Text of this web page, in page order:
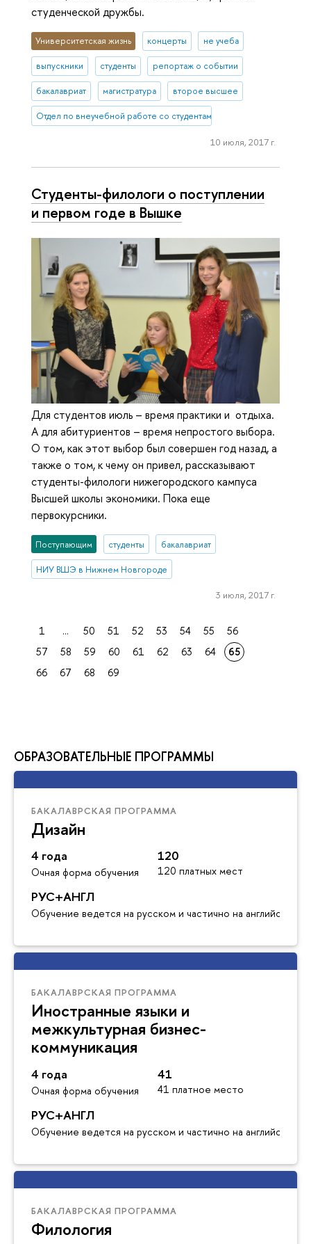
ОБРАЗОВАТЕЛЬНЫЕ ПРОГРАММЫ
БАКАЛАВРСКАЯ ПРОГРАММА
Дизайн
4 года
Очная форма обучения
120
120 платных мест
РУС+АНГЛ
Обучение ведется на русском и частично на английском
БАКАЛАВРСКАЯ ПРОГРАММА
Иностранные языки и
межкультурная бизнес-
коммуникация
4 года
Очная форма обучения
41
41 платное место
РУС+АНГЛ
Обучение ведется на русском и частично на английском
БАКАЛАВРСКАЯ ПРОГРАММА
Филология
студенческой дружбы.
Университетская жизнь концерты не учеба
выпускники студенты репортаж о событии
бакалавриат магистратура второе высшее
Отдел по внеучебной работе со студентами (Нижний Новгород)
10 июля, 2017 г.
Студенты-филологи о поступлении
и первом годе в Вышке
Для студентов июль – время практики и отдыха.
А для абитуриентов – время непростого выбора.
О том, как этот выбор был совершен год назад, а
также о том, к чему он привел, рассказывают
студенты-филологи нижегородского кампуса
Высшей школы экономики. Пока еще
первокурсники.
Поступающим студенты бакалавриат
НИУ ВШЭ в Нижнем Новгороде
3 июля, 2017 г.
1 ... 50 51 52 53 54 55
56
57
58 59 60 61 62 63 64
65
66
67 68 69